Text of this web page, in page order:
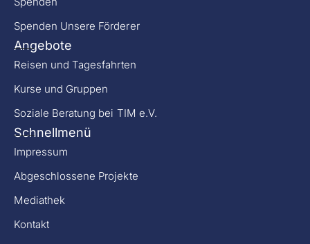
Spenden Unsere Förderer
Angebote
Reisen und Tagesfahrten
Kurse und Gruppen
Soziale Beratung bei TIM e.V.
Schnellmenü
Impressum
Abgeschlossene Projekte
Mediathek
Kontakt